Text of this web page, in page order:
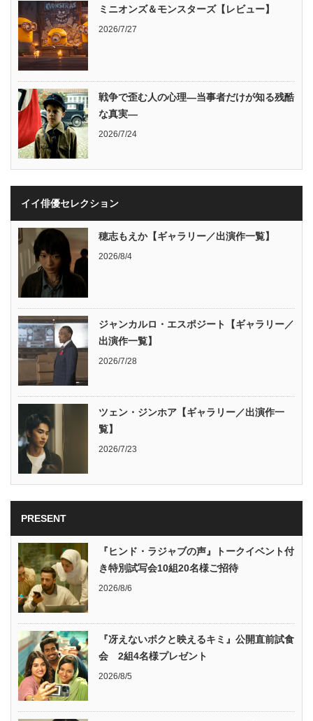
ミニオンズ＆モンスターズ【レビュー】
2026/7/27
戦争で歪む人の心理―当事者だけが知る残酷
な真実―
2026/7/24
イイ俳優セレクション
穂志もえか【ギャラリー／出演作一覧】
2026/8/4
ジャンカルロ・エスポジート【ギャラリー／
出演作一覧】
2026/7/28
ツェン・ジンホア【ギャラリー／出演作一
覧】
2026/7/23
PRESENT
『ヒンド・ラジャブの声』トークイベント付
き特別試写会10組20名様ご招待
2026/8/6
『冴えないボクと映えるキミ』公開直前試食
会 2組4名様プレゼント
2026/8/5